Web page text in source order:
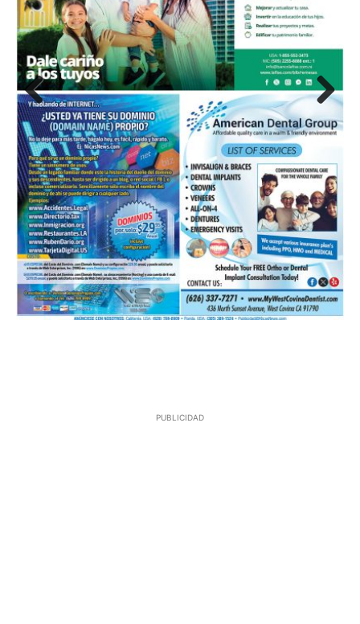
Previous Next
PUBLICIDAD